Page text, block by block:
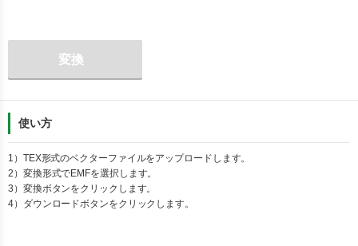
変換
使い方
1） TEX形式のベクターファイルをアップロードします。
2）変換形式でEMFを選択します。
3）変換ボタンをクリックします。
4）ダウンロードボタンをクリックします。